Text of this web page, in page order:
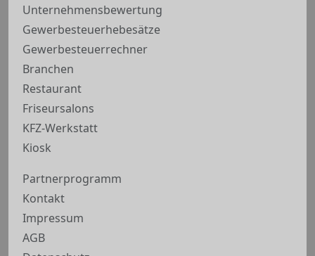
Unternehmensbewertung
Gewerbesteuerhebesätze
Gewerbesteuerrechner
Branchen
Restaurant
Friseursalons
KFZ-Werkstatt
Kiosk
Partnerprogramm
Kontakt
Impressum
AGB